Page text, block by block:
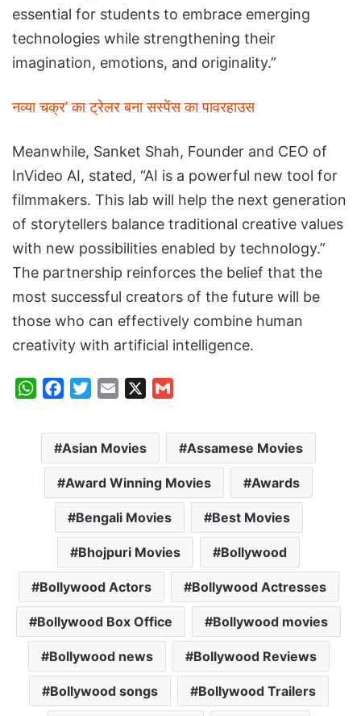
essential for students to embrace emerging
technologies while strengthening their
imagination, emotions, and originality.”
नव्या चक्र’ का ट्रेलर बना सस्पेंस का पावरहाउस
Meanwhile, Sanket Shah, Founder and CEO of
InVideo AI, stated, “AI is a powerful new tool for
filmmakers. This lab will help the next generation
of storytellers balance traditional creative values
with new possibilities enabled by technology.”
The partnership reinforces the belief that the
most successful creators of the future will be
those who can effectively combine human
creativity with artificial intelligence.
W
a
c
e
b
o
o
k
i
t
t
e
r
a
i
l
a
l
Asian Movies Assamese Movies
Award Winning Movies Awards
Bengali Movies Best Movies
Bhojpuri Movies Bollywood
Bollywood Actors Bollywood Actresses
Bollywood Box Office Bollywood movies
Bollywood news Bollywood Reviews
Bollywood songs Bollywood Trailers